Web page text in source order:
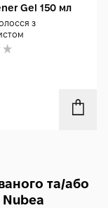
Gel 150 мл
з
та/або
Nubea